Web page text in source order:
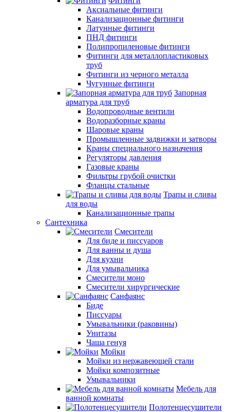
Аксиальные фитинги
Канализационные фитинги
Латунные фитинги
ПНД фитинги
Полипропиленовые фитинги
Фитинги для металлопластиковых
труб
Фитинги из черного металла
Чугунные фитинги
Запорная
арматура для труб
Водопроводные вентили
Водоразборные краны
Шаровые краны
Промышленные задвижки и затворы
Краны специального назначения
Регуляторы давления
Газовые краны
Фильтры грубой очистки
Фланцы стальные
Трапы и сливы
для воды
Канализационные трапы
Сантехника
Смесители
Для биде и писсуаров
Для ванны и душа
Для кухни
Для умывальника
Смесители моно
Смесители хирургические
Санфаянс
Биде
Писсуары
Умывальники (раковины)
Унитазы
Чаша генуя
Мойки
Мойки из нержавеющей стали
Мойки композитные
Умывальники
Мебель для
ванной комнаты
Полотенцесушители